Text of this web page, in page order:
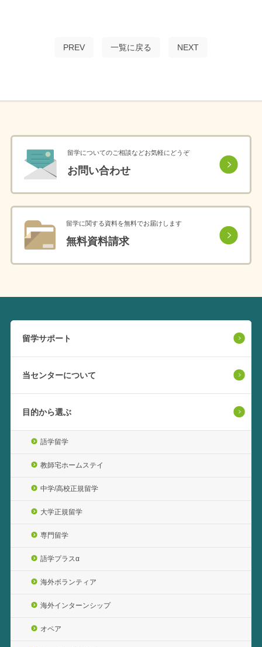
PREV 一覧に戻る NEXT
留学についてのご相談などお気軽にどうぞ
お問い合わせ
留学に関する資料を無料でお届けします
無料資料請求
留学サポート
当センターについて
目的から選ぶ
語学留学
教師宅ホームステイ
中学/高校正規留学
大学正規留学
専門留学
語学プラスα
海外ボランティア
海外インターンシップ
オペア